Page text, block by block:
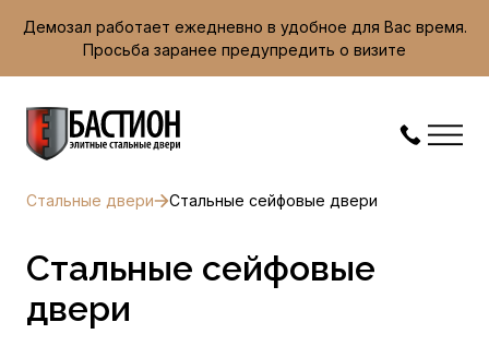
Демозал работает ежедневно в удобное для Вас время.
Просьба заранее предупредить о визите
Стальные двери Стальные сейфовые двери
Стальные сейфовые
двери